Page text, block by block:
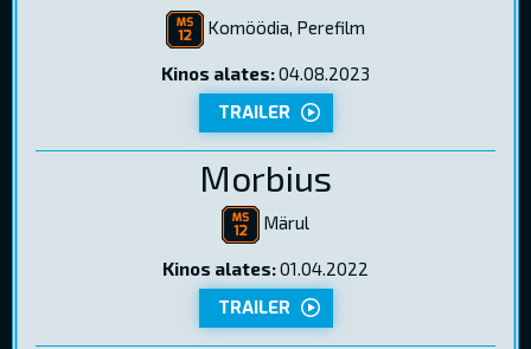
Komöödia, Perefilm
Kinos alates:04.08.2023
TRAILER
Morbius
Märul
Kinos alates:01.04.2022
TRAILER